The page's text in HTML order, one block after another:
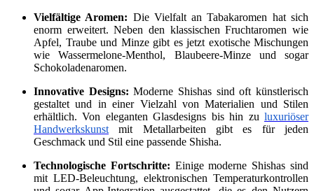
Vielfältige Aromen: Die Vielfalt an Tabakaromen hat sich
enorm erweitert. Neben den klassischen Fruchtaromen wie
Apfel, Traube und Minze gibt es jetzt exotische Mischungen
wie Wassermelone-Menthol, Blaubeere-Minze und sogar
Schokoladenaromen.
Innovative Designs: Moderne Shishas sind oft künstlerisch
gestaltet und in einer Vielzahl von Materialien und Stilen
erhältlich. Von eleganten Glasdesigns bis hin zu luxuriöser
Handwerkskunst mit Metallarbeiten gibt es für jeden
Geschmack und Stil eine passende Shisha.
Technologische Fortschritte: Einige moderne Shishas sind
mit LED-Beleuchtung, elektronischen Temperaturkontrollen